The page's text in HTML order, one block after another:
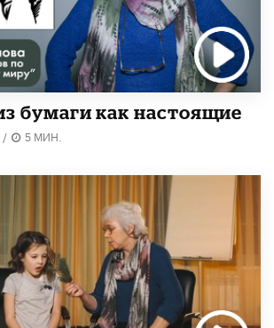
бумаги как настоящие
/ 5 МИН.